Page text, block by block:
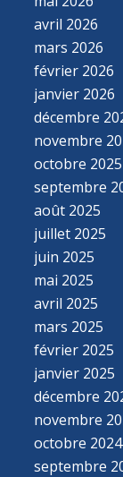
avril 2026
mars 2026
février 2026
janvier 2026
décembre
novembre
octobre 2025
septembre
août 2025
juillet 2025
juin 2025
mai 2025
avril 2025
mars 2025
février 2025
janvier 2025
décembre
novembre
octobre 2024
septembre